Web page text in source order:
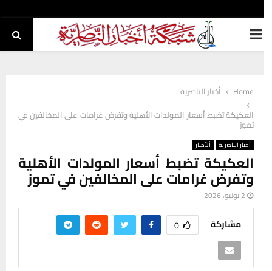
PRIMARY
Home
أخبار الناصرية
العكيكة تضبط أسعار المولدات الأهلية وتفرض غرامات على المخالفين في
تموز
أخبار الناصرية ألأخبار
العكيكة تضبط أسعار المولدات الأهلية
وتفرض غرامات على المخالفين في تموز
2 يوليو، 2026
مشاركة 0